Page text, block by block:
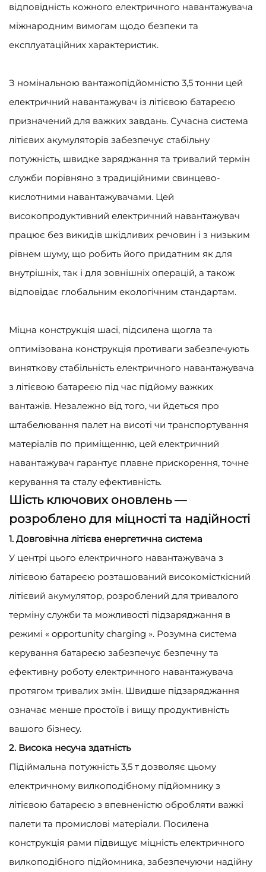
відповідність кожного електричного навантажувача
міжнародним вимогам щодо безпеки та
експлуатаційних характеристик.
З номінальною вантажопідйомністю 3,5 тонни цей
електричний навантажувач із літієвою батареєю
призначений для важких завдань. Сучасна система
літієвих акумуляторів забезпечує стабільну
потужність, швидке заряджання та тривалий термін
служби порівняно з традиційними свинцево-
кислотними навантажувачами. Цей
високопродуктивний електричний навантажувач
працює без викидів шкідливих речовин і з низьким
рівнем шуму, що робить його придатним як для
внутрішніх, так і для зовнішніх операцій, а також
відповідає глобальним екологічним стандартам.
Міцна конструкція шасі, підсилена щогла та
оптимізована конструкція противаги забезпечують
виняткову стабільність електричного навантажувача
з літієвою батареєю під час підйому важких
вантажів. Незалежно від того, чи йдеться про
штабелювання палет на висоті чи транспортування
матеріалів по приміщенню, цей електричний
навантажувач гарантує плавне прискорення, точне
керування та сталу ефективність.
Шість ключових оновлень —
розроблено для міцності та надійності
1. Довговічна літієва енергетична система
У центрі цього електричного навантажувача з
літієвою батареєю розташований високомісткісний
літієвий акумулятор, розроблений для тривалого
терміну служби та можливості підзаряджання в
режимі « opportunity charging ». Розумна система
керування батареєю забезпечує безпечну та
ефективну роботу електричного навантажувача
протягом тривалих змін. Швидше підзаряджання
означає менше простоїв і вищу продуктивність
вашого бізнесу.
2. Висока несуча здатність
Підіймальна потужність 3,5 т дозволяє цьому
електричному вилкоподібному підйомнику з
літієвою батареєю з впевненістю обробляти важкі
палети та промислові матеріали. Посилена
конструкція рами підвищує міцність електричного
вилкоподібного підйомника, забезпечуючи надійну